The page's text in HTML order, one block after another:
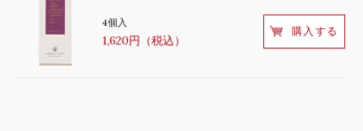
4個入
1,620円（税込）
購入する